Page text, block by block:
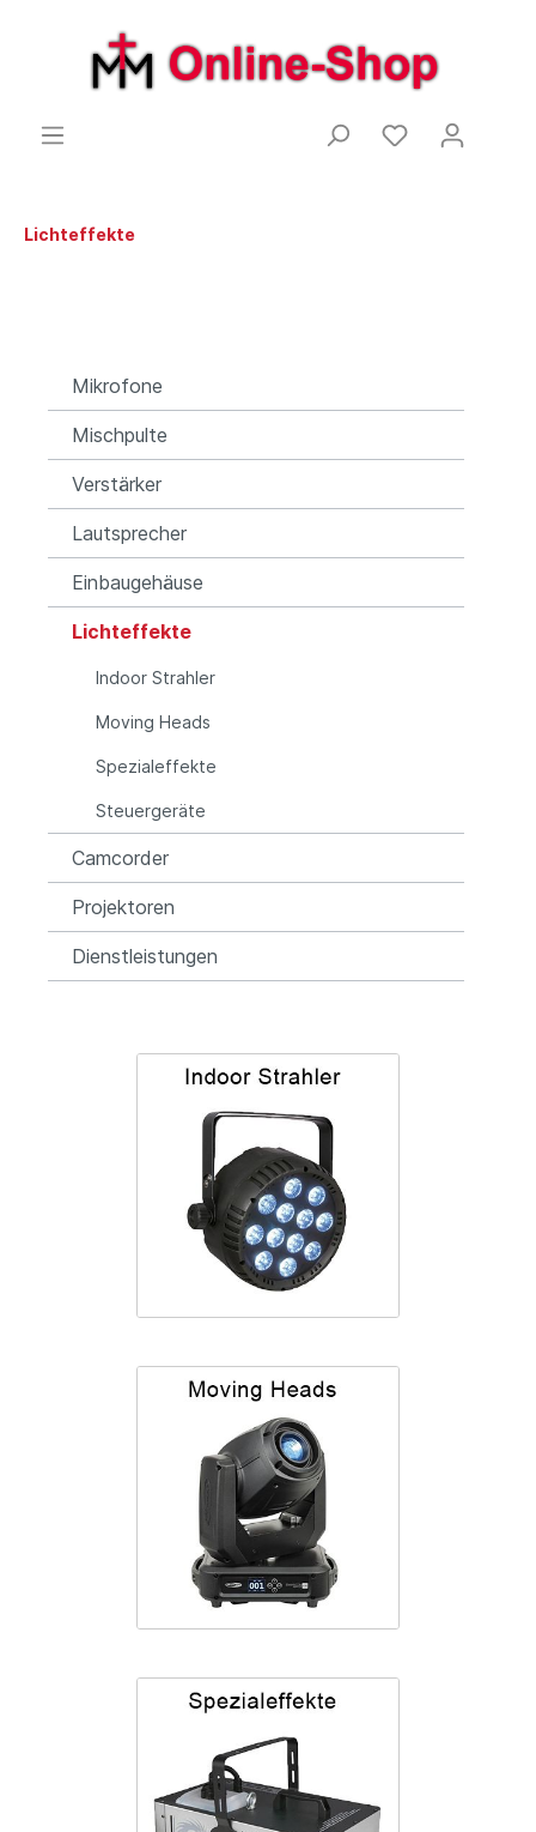
Lichteffekte
Mikrofone
Mischpulte
Verstärker
Lautsprecher
Einbaugehäuse
Lichteffekte
Indoor Strahler
Moving Heads
Spezialeffekte
Steuergeräte
Camcorder
Projektoren
Dienstleistungen